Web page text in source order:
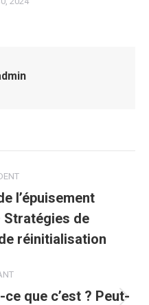
l’épuisement
de
réinitialisation
que c’est ? Peut-